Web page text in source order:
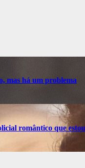
mas há um problema
romântico que